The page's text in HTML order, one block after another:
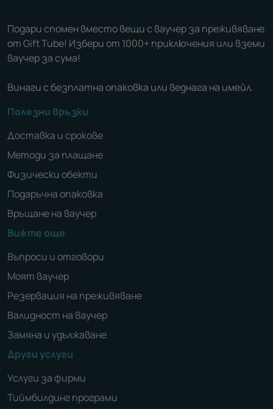
Подари спомен вместо вещи с ваучер за преживяване
от Gift Tube! Избери от 1000+ приключения или вземи
ваучер за сума!
Винаги с безплатна опаковка или веднага на имейл.
Полезни връзки
Доставка и срокове
Методи за плащане
Физически обекти
Подаръчна опаковка
Връщане на ваучер
Вижте още
Въпроси и отговори
Моят ваучер
Резервация на преживяване
Валидност на ваучер
Замяна и удължаване
Други услуги
Услуги за фирми
Тиймбилдинг програми